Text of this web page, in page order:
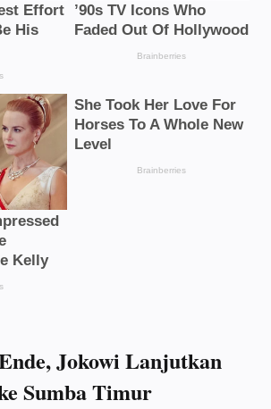
Jokowi Lanjutkan
Sumba Timur